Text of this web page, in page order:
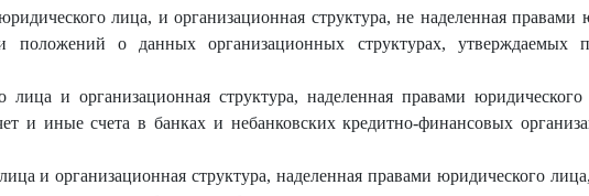
лица, и организационная структура, не наделенная правами
о данных организационных структурах, утверждаемых
лица и организационная структура, наделенная правами
и иные счета в банках и небанковских кредитно-финансовых
и организационная структура, наделенная правами юридического